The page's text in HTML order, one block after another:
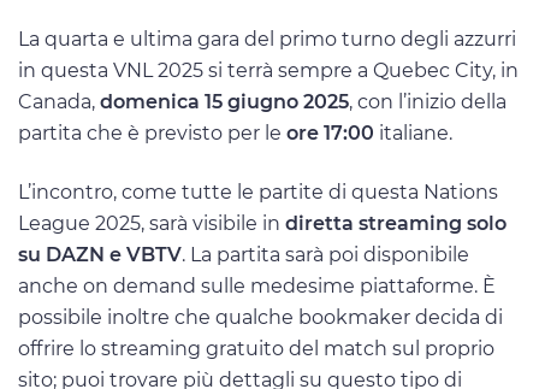
La quarta e ultima gara del primo turno degli azzurri
in questa VNL 2025 si terrà sempre a Quebec City, in
Canada, domenica 15 giugno 2025, con l’inizio della
partita che è previsto per le ore 17:00 italiane.
L’incontro, come tutte le partite di questa Nations
League 2025, sarà visibile in diretta streaming solo
su DAZN e VBTV. La partita sarà poi disponibile
anche on demand sulle medesime piattaforme. È
possibile inoltre che qualche bookmaker decida di
offrire lo streaming gratuito del match sul proprio
sito; puoi trovare più dettagli su questo tipo di